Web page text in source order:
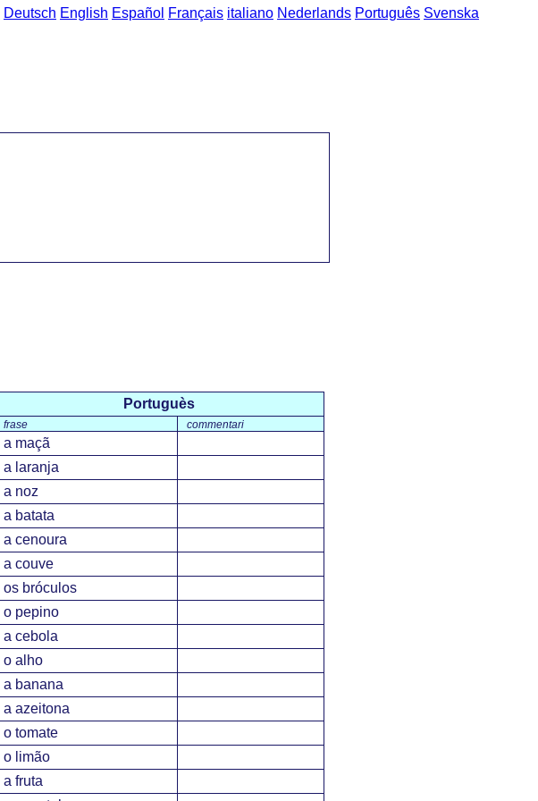
Deutsch English Español Français italiano Nederlands Português Svenska
Portuguès
frase commentari
a maçã
a laranja
a noz
a batata
a cenoura
a couve
os bróculos
o pepino
a cebola
o alho
a banana
a azeitona
o tomate
o limão
a fruta